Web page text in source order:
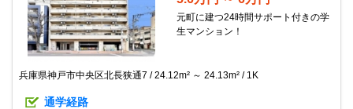
元町に建つ24時間サポート付きの学
生マンション！
兵庫県神戸市中央区北長狭通7 24.12m² ～ 24.13m² 1K
通学経路